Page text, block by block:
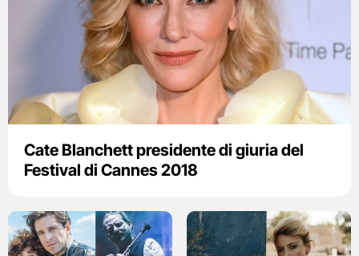
Cate Blanchett presidente di giuria del
Festival di Cannes 2018